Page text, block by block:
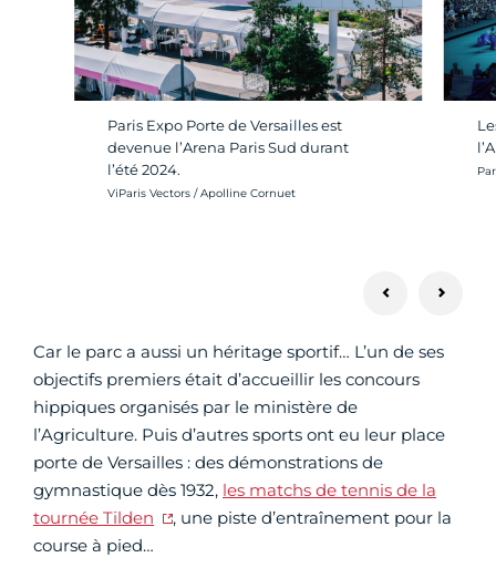
Paris Expo Porte de Versailles est
devenue l’Arena Paris Sud durant
l’été 2024.
Crédit photo :
ViParis Vectors / Apolline Cornuet
Car le parc a aussi un héritage sportif… L’un de ses
objectifs premiers était d’accueillir les concours
hippiques organisés par le ministère de
l’Agriculture. Puis d’autres sports ont eu leur place
porte de Versailles : des démonstrations de
gymnastique dès 1932, les matchs de tennis de la
tournée Tilden
, une piste d’entraînement pour la
course à pied…